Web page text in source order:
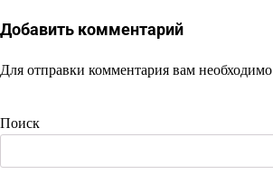
Добавить комментарий
Для отправки комментария вам необходимо
Поиск